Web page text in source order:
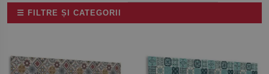
☰ FILTRE ȘI CATEGORII